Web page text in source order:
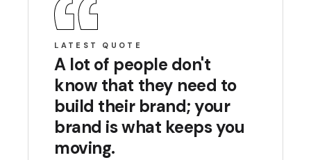
LATEST QUOTE
A lot of people don't
know that they need to
build their brand; your
brand is what keeps you
moving.